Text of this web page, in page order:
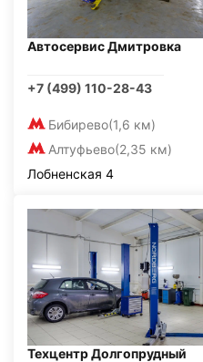
Автосервис Дмитровка
+7 (499) 110-28-43
Бибирево(1,6 км)
Алтуфьево(2,35 км)
Лобненская 4
Техцентр Долгопрудный